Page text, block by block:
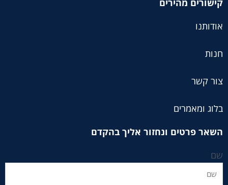
קישורים מהירים
אודותנו
חנות
צור קשר
בלוג ומאמרים
השאר פרטים ונחזור אליך בהקדם
שם